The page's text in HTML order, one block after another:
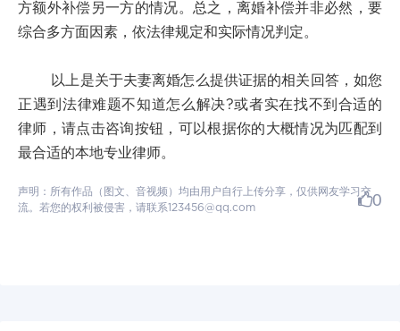
方额外补偿另一方的情况。总之，离婚补偿并非必然，要
综合多方面因素，依法律规定和实际情况判定。
以上是关于夫妻离婚怎么提供证据的相关回答，如您
正遇到法律难题不知道怎么解决?或者实在找不到合适的
律师，请点击咨询按钮，可以根据你的大概情况为匹配到
最合适的本地专业律师。
声明：所有作品（图文、音视频）均由用户自行上传分享，仅供网友学习交
流。若您的权利被侵害，请联系123456@qq.com
0